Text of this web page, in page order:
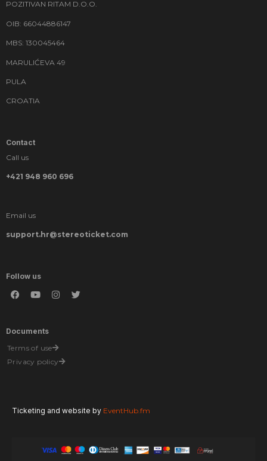
POZITIVAN RITAM D.O.O.
OIB: 66044886147
MBS: 130045464
MARULIĆEVA 49
PULA
CROATIA
Contact
Call us
+421 948 960 696
Email us
support.hr@stereoticket.com
Follow us
Documents
Terms of use
Privacy policy
Ticketing and website by EventHub.fm